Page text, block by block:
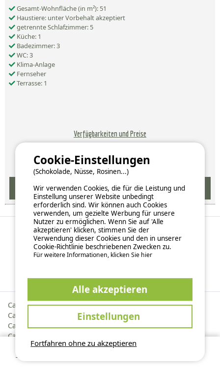
Gesamt-Wohnfläche (in m²): 51
Haustiere: unter Vorbehalt akzeptiert
getrennte Schlafzimmer: 5
Küche: 1
Badezimmer: 3
WC: 3
Klima-Anlage
Fernseher
Terrasse: 1
Verfügbarkeiten und Preise
Weitere Campingziele
Bezirk Großer Osten Regionen Frankreich
Camping Ardennes
Camping Aube
Camping Haute-Marne
Camping Meuse
Camping Meurthe-et-Moselle
Camping Moselle
Fortfahren ohne zu akzeptieren
Cookie-Einstellungen
(Schokolade, Nüsse, Rosinen...)
Wir verwenden Cookies, die für die Leistung und
Einstellung unserer Website unbedingt
erforderlich sind. Wir können auch Cookies
verwenden, um gezielte Werbung für unsere
Nutzer zu ermöglichen. Wenn Sie auf 'Alle
akzeptieren' klicken, stimmen Sie der
Verwendung dieser Cookies und den in unserer
Cookie-Richtlinie beschriebenen Zwecken zu.
Für weitere Informationen, klicken Sie hier
Alle akzeptieren
Einstellungen